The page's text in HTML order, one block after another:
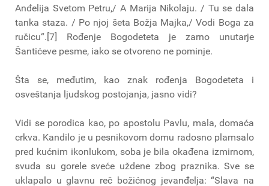
Anđelija Svetom Petru,/ A Marija Nikolaju. / Tu se dala
tanka staza. / Po njoj šeta Božja Majka,/ Vodi Boga za
ručicu“.[7] Rođenje Bogodeteta je zarno unutarje
Šantićeve pesme, iako se otvoreno ne pominje.
Šta se, međutim, kao znak rođenja Bogodeteta i
osveštanja ljudskog postojanja, jasno vidi?
Vidi se porodica kao, po apostolu Pavlu, mala, domaća
crkva. Kandilo je u pesnikovom domu radosno plamsalo
pred kućnim ikonlukom, soba je bila okađena izmirnom,
svuda su gorele sveće uždene zbog praznika. Sve se
uklapalo u glavnu reč božićnog jevanđelja: “Slava na